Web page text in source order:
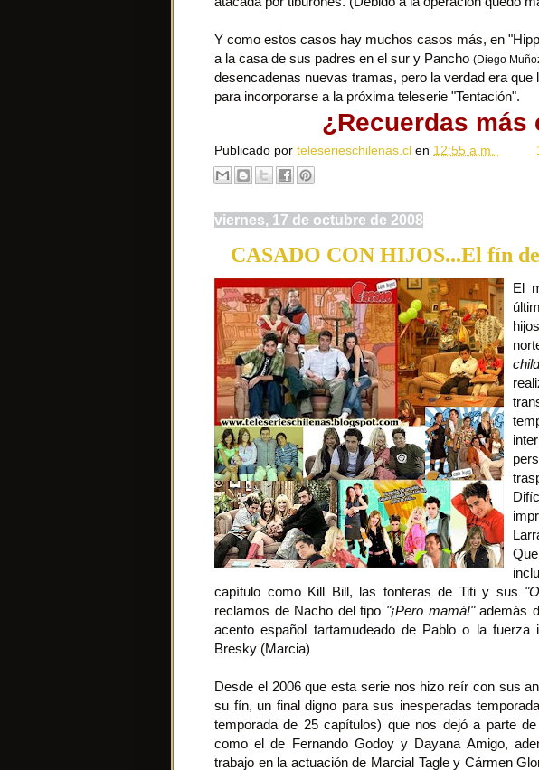
Y como estos casos hay muchos casos más, en
a la casa de sus padres en el sur y Pancho (Diego
desencadenas nuevas tramas, pero la verdad era
para incorporarse a la próxima teleserie "Tentación".
¿Recuerdas más
Publicado por teleserieschilenas.cl en 12:55 a.m.
viernes, 17 de octubre de 2008
CASADO CON HIJOS...El fín
El
capítulo como Kill Bill, las tonteras de Titi y sus
reclamos de Nacho del tipo "¡Pero mamá!"además
acento español tartamudeado de Pablo o la fuerza
Bresky (Marcia)
Desde el 2006 que esta serie nos hizo reír con sus
su fín, un final digno para sus inesperadas
temporada de 25 capítulos) que nos dejó a parte
como el de Fernando Godoy y Dayana Amigo,
trabajo en la actuación de Marcial Tagle y Cármen